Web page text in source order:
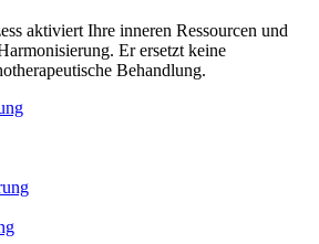
aktiviert Ihre inneren Ressourcen und
Er ersetzt keine
Behandlung.